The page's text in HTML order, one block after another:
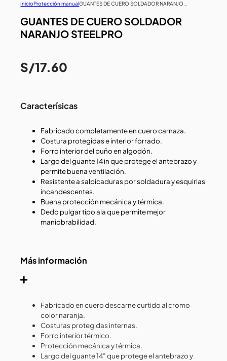
InicioProtección manualGUANTES DE CUERO SOLDADOR NARANJO
GUANTES DE CUERO SOLDADOR
NARANJO STEELPRO
S/17.60
Caracterísicas
Fabricado completamente en cuero carnaza.
Costura protegidas e interior forrado.
Forro interior del puño en algodón.
Largo del guante 14 in que protege el antebrazo y
permite buena ventilación.
Resistente a salpicaduras por soldadura y esquirlas
incandescentes.
Buena protección mecánica y térmica.
Dedo pulgar tipo ala que permite mejor
maniobrabilidad.
Más información
Fabricado en cuero descarne curtido al cromo
color naranja.
Costuras protegidas internas.
Forro interior térmico.
Protección mecánica y térmica.
Largo del guante 14” que protege el antebrazo y